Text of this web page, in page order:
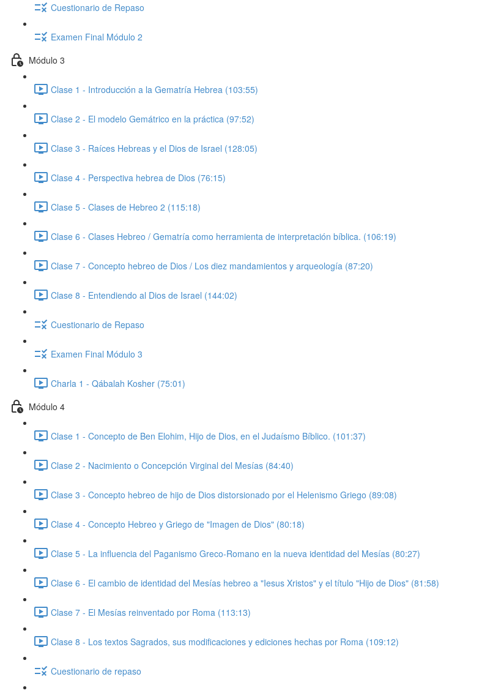
Cuestionario de Repaso
Examen Final Módulo 2
Módulo 3
Clase 1 - Introducción a la Gematría Hebrea (103:55)
Clase 2 - El modelo Gemátrico en la práctica (97:52)
Clase 3 - Raíces Hebreas y el Dios de Israel (128:05)
Clase 4 - Perspectiva hebrea de Dios (76:15)
Clase 5 - Clases de Hebreo 2 (115:18)
Clase 6 - Clases Hebreo / Gematría como herramienta de interpretación bíblica. (106:19)
Clase 7 - Concepto hebreo de Dios / Los diez mandamientos y arqueología (87:20)
Clase 8 - Entendiendo al Dios de Israel (144:02)
Cuestionario de Repaso
Examen Final Módulo 3
Charla 1 - Qábalah Kosher (75:01)
Módulo 4
Clase 1 - Concepto de Ben Elohim, Hijo de Dios, en el Judaísmo Bíblico. (101:37)
Clase 2 - Nacimiento o Concepción Virginal del Mesías (84:40)
Clase 3 - Concepto hebreo de hijo de Dios distorsionado por el Helenismo Griego (89:08)
Clase 4 - Concepto Hebreo y Griego de "Imagen de Dios" (80:18)
Clase 5 - La influencia del Paganismo Greco-Romano en la nueva identidad del Mesías (80:27)
Clase 6 - El cambio de identidad del Mesías hebreo a "Iesus Xristos" y el título "Hijo de Dios" (81:58)
Clase 7 - El Mesías reinventado por Roma (113:13)
Clase 8 - Los textos Sagrados, sus modificaciones y ediciones hechas por Roma (109:12)
Cuestionario de repaso